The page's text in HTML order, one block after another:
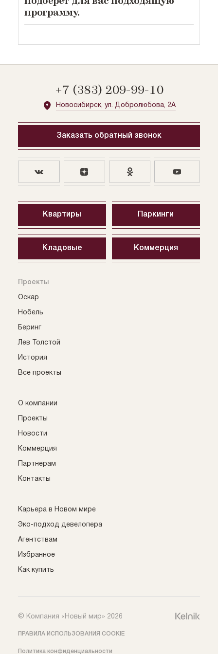
программу.
+7 (383) 209-99-10
Новосибирск, ул. Добролюбова, 2А
Заказать обратный звонок
Квартиры Паркинги
Кладовые Коммерция
Проекты
Оскар
Нобель
Беринг
Лев Толстой
История
Все проекты
О компании
Проекты
Новости
Коммерция
Партнерам
Контакты
Карьера в Новом мире
Эко-подход девелопера
Агентствам
Избранное
Как купить
© Компания «Новый мир» 2026
ПРАВИЛА ИСПОЛЬЗОВАНИЯ COOKIE
Политика конфиденциальности